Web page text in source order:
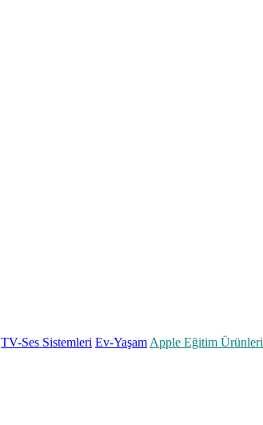
TV-Ses Sistemleri Ev-Yaşam Apple Eğitim Ürünleri